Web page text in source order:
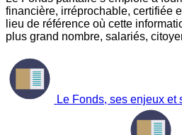
financière, irréprochable, certifiée
lieu de référence où cette
plus grand nombre, salariés,
Le Fonds, ses enjeux et